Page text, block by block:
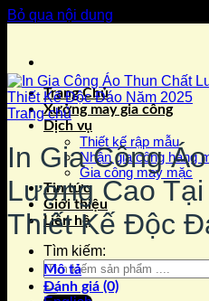
Bỏ qua nội dung
Trang Chủ
Xưởng may gia công
Dịch vụ
Thiết kế rập mẫu
Nhận gia công hàng
Gia công may mặc
Tin tức
Giới thiệu
Liên hệ
Tìm kiếm:
Trang chủ
In Gia Công
Lượng Cao
Thiết Kế Độc
Mô tả
Đánh giá (0)